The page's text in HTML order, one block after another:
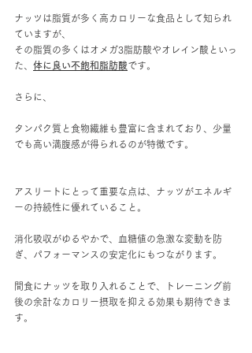
ナッツは脂質が多く高カロリーな食品として知られ
ていますが、
その脂質の多くはオメガ3脂肪酸やオレイン酸といっ
た、 体に良い不飽和脂肪酸です。
さらに、
タンパク質と食物繊維も豊富に含まれており、少量
でも高い満腹感が得られるのが特徴です。
アスリートにとって重要な点は、ナッツがエネルギ
ーの持続性に優れていること。
消化吸収がゆるやかで、血糖値の急激な変動を防
ぎ、パフォーマンスの安定化にもつながります。
間食にナッツを取り入れることで、トレーニング前
後の余計なカロリー摂取を抑える効果も期待できま
す。